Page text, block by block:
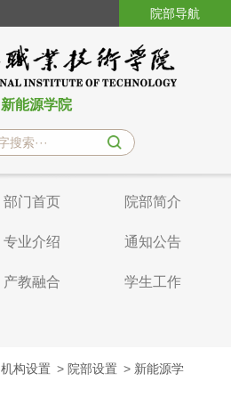
院部导航
新能源学院
部门首页 院部简介
专业介绍 通知公告
产教融合 学生工作
机构设置 > 院部设置 > 新能源学